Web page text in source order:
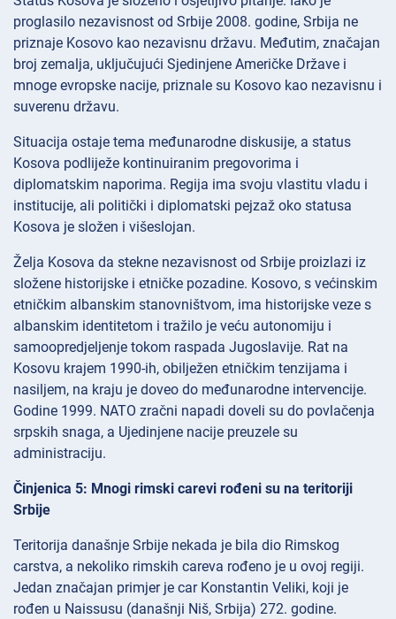
proglasilo nezavisnost od Srbije 2008. godine, Srbija ne
priznaje Kosovo kao nezavisnu državu. Međutim, značajan
broj zemalja, uključujući Sjedinjene Američke Države i
mnoge evropske nacije, priznale su Kosovo kao nezavisnu i
suverenu državu.
Situacija ostaje tema međunarodne diskusije, a status
Kosova podliježe kontinuiranim pregovorima i
diplomatskim naporima. Regija ima svoju vlastitu vladu i
institucije, ali politički i diplomatski pejzaž oko statusa
Kosova je složen i višeslojan.
Želja Kosova da stekne nezavisnost od Srbije proizlazi iz
složene historijske i etničke pozadine. Kosovo, s većinskim
etničkim albanskim stanovništvom, ima historijske veze s
albanskim identitetom i tražilo je veću autonomiju i
samoopredjeljenje tokom raspada Jugoslavije. Rat na
Kosovu krajem 1990-ih, obilježen etničkim tenzijama i
nasiljem, na kraju je doveo do međunarodne intervencije.
Godine 1999. NATO zračni napadi doveli su do povlačenja
srpskih snaga, a Ujedinjene nacije preuzele su
administraciju.
Činjenica 5: Mnogi rimski carevi rođeni su na teritoriji
Srbije
Teritorija današnje Srbije nekada je bila dio Rimskog
carstva, a nekoliko rimskih careva rođeno je u ovoj regiji.
Jedan značajan primjer je car Konstantin Veliki, koji je
rođen u Naissusu (današnji Niš, Srbija) 272. godine.